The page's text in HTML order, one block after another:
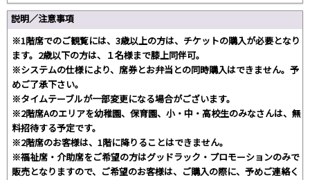
説明／注意事項
※1階席でのご観覧には、3歳以上の方は、チケットの購入が必要となり
ます。2歳以下の方は、１名様まで膝上同伴可。
※システムの仕様により、席券とお弁当との同時購入はできません。予
めご了承下さい。
※タイムテーブルが一部変更になる場合がございます。
※2階席Aのエリアを幼稚園、保育園、小・中・高校生のみなさんは、無
料招待する予定です。
※2階席のお客様は、1階に降りることはできません。
※福祉席・介助席をご希望の方はグッドラック・プロモーションのみで
販売となりますので、ご希望のお客様は、ご購入の際に、予めご連絡く